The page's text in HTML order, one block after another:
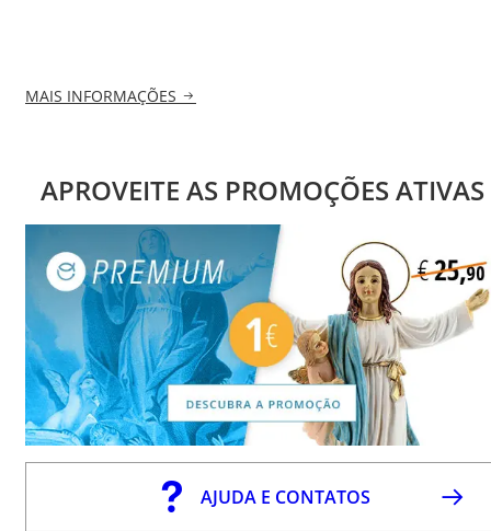
MAIS INFORMAÇÕES
APROVEITE AS PROMOÇÕES ATIVAS
AJUDA E CONTATOS